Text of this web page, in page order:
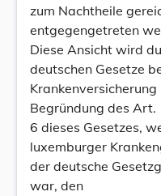
zum Nachtheile
entgegengetreten
Diese Ansicht wird
deutschen Gesetze
Begründung des Art.
6 dieses Gesetzes,
luxemburger
der deutsche
war, den